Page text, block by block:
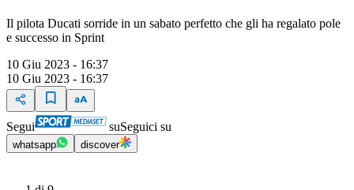
Il pilota Ducati sorride in un sabato perfetto che gli ha regalato pole
e successo in Sprint
10 Giu 2023 - 16:37
10 Giu 2023 - 16:37
Segui suSeguici su
whatsapp discover